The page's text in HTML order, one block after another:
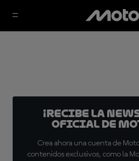
¡Recibe la
oficial de
Crea ahora una cuenta de
contenidos exclusivos, como la